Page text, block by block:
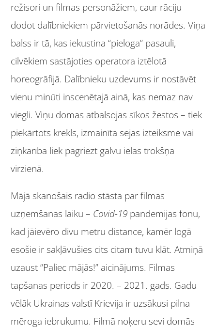
režisori un filmas personāžiem, caur rāciju
dodot dalībniekiem pārvietošanās norādes. Viņa
balss ir tā, kas iekustina “pieloga” pasauli,
cilvēkiem sastājoties operatora iztēlotā
horeogrāfijā. Dalībnieku uzdevums ir nostāvēt
vienu minūti inscenētajā ainā, kas nemaz nav
viegli. Viņu domas atbalsojas sīkos žestos – tiek
piekārtots krekls, izmainīta sejas izteiksme vai
ziņkārība liek pagriezt galvu ielas trokšņa
virzienā.
Mājā skanošais radio stāsta par filmas
uzņemšanas laiku – Covid-19 pandēmijas fonu,
kad jāievēro divu metru distance, kamēr logā
esošie ir sakļāvušies cits citam tuvu klāt. Atmiņā
uzaust “Paliec mājās!” aicinājums. Filmas
tapšanas periods ir 2020. – 2021. gads. Gadu
vēlāk Ukrainas valstī Krievija ir uzsākusi pilna
mēroga iebrukumu. Filmā noķeru sevi domās